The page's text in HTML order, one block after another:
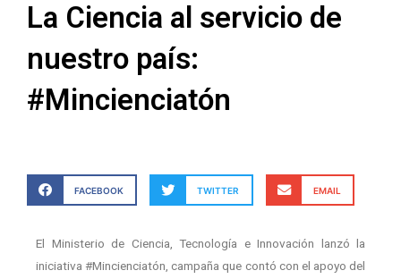
La Ciencia al servicio de
nuestro país:
#Mincienciatón
FACEBOOK TWITTER EMAIL
El Ministerio de Ciencia, Tecnología e Innovación lanzó la
iniciativa #Mincienciatón, campaña que contó con el apoyo del